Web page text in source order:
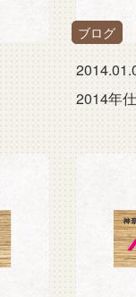
ブログ
2014年